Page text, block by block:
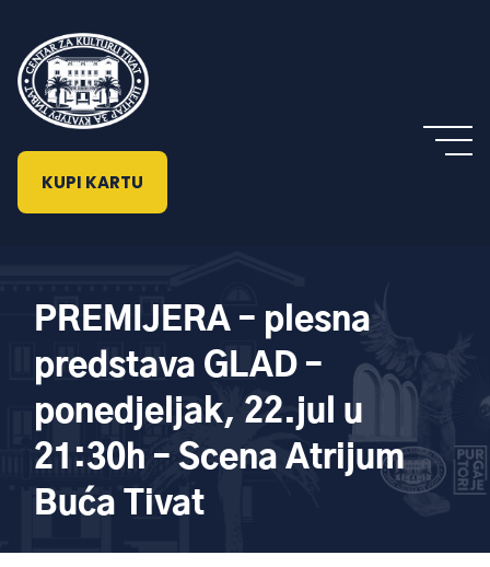
KUPI KARTU
PREMIJERA – plesna
predstava GLAD –
ponedjeljak, 22.jul u
21:30h – Scena Atrijum
Buća Tivat